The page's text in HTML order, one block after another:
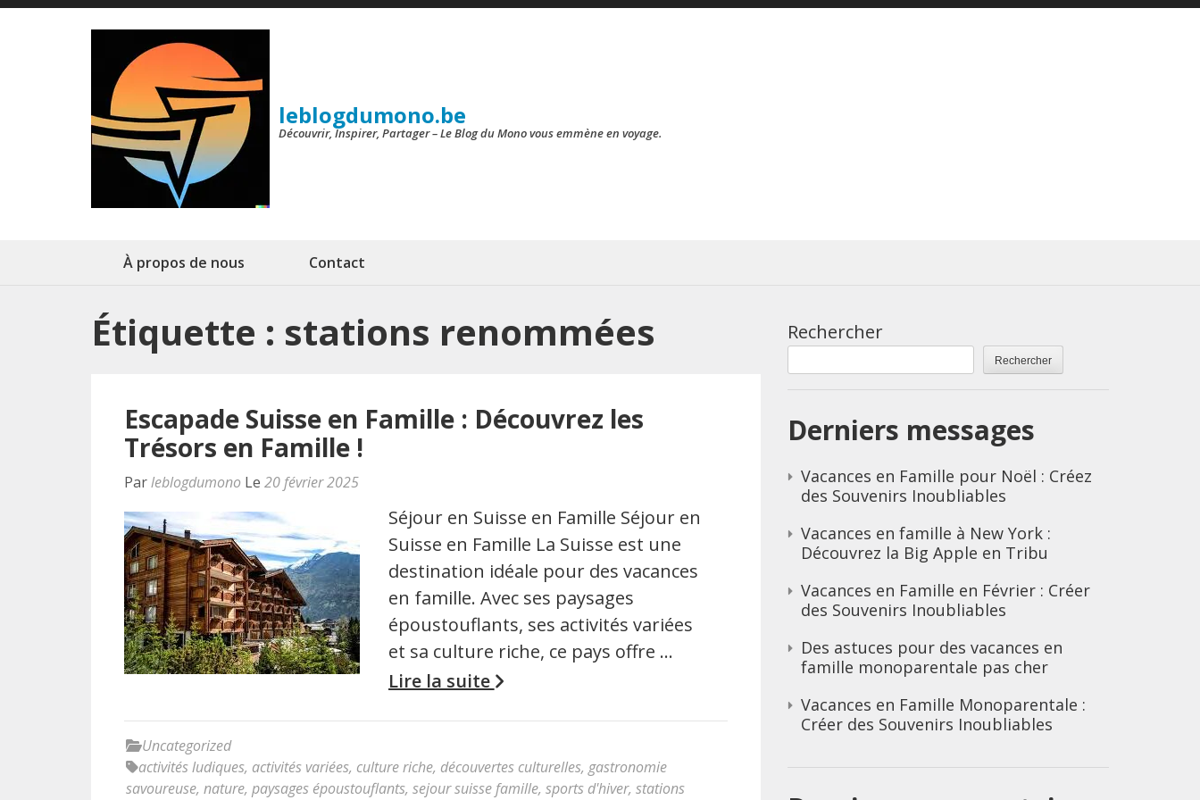
Aller
leblogdumono.be
Découvrir, Inspirer, Partager – Le Blog du Mono vous emmène en voyage.
À propos de nous Contact
Étiquette : stations renommées
Escapade Suisse en Famille : Découvrez les
Trésors en Famille !
Parleblogdumono Le 20 février 2025
Séjour en Suisse en Famille Séjour en
Suisse en Famille La Suisse est une
destination idéale pour des vacances
en famille. Avec ses paysages
époustouflants, ses activités variées
et sa culture riche, ce pays offre …
Lire la suite
Uncategorized
activités ludiques, activités variées, culture riche, découvertes culturelles, gastronomie
savoureuse, nature, paysages époustouflants, sejour suisse famille, sports d'hiver, stations
Rechercher
Rechercher
Derniers messages
Vacances en Famille pour Noël : Créez
des Souvenirs Inoubliables
Vacances en famille à New York :
Découvrez la Big Apple en Tribu
Vacances en Famille en Février : Créer
des Souvenirs Inoubliables
Des astuces pour des vacances en
famille monoparentale pas cher
Vacances en Famille Monoparentale :
Créer des Souvenirs Inoubliables